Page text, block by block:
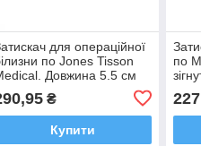
для операційної
по Jones Tisson
Довжина 5.5 см
₴
Купити
по
10